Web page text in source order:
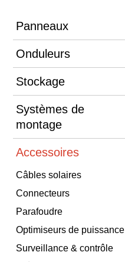
Panneaux
Onduleurs
Stockage
Systèmes de
montage
Accessoires
Câbles solaires
Connecteurs
Parafoudre
Optimiseurs de puissance
Surveillance & contrôle